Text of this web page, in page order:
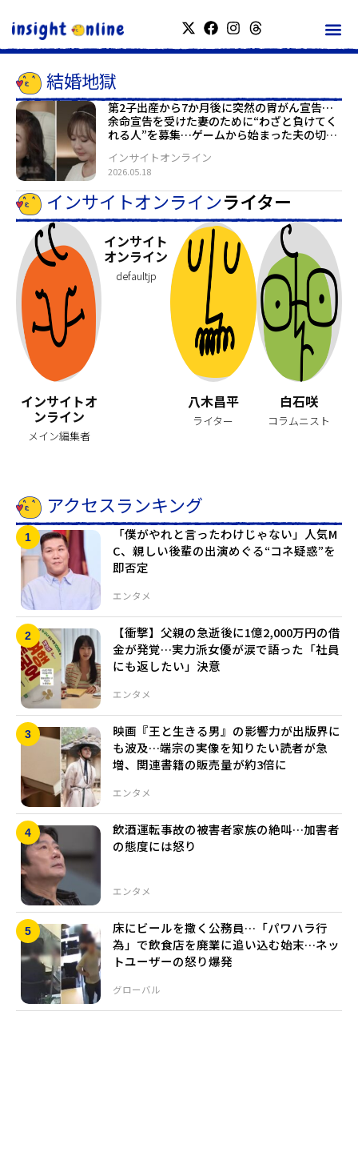
結婚地獄
第2子出産から7か月後に突然の胃がん宣告…
余命宣告を受けた妻のために“わざと負けてく
れる人”を募集…ゲームから始まった夫の切実
2026.05.18
インサイトオンライン
インサイトオンラインライター
インサイトオ
ンライン
メイン編集者
インサイト
オンライン
defaultjp
八木昌平
ライター
白石咲
コラムニスト
アクセスランキング
エンタメ
「僕がやれと言ったわけじゃない」人気M
C、親しい後輩の出演めぐる“コネ疑惑”を
即否定
エンタメ
【衝撃】父親の急逝後に1億2,000万円の借
金が発覚…実力派女優が涙で語った「社員
にも返したい」決意
エンタメ
映画『王と生きる男』の影響力が出版界に
も波及…端宗の実像を知りたい読者が急
増、関連書籍の販売量が約3倍に
エンタメ
飲酒運転事故の被害者家族の絶叫…加害者
の態度には怒り
グローバル
床にビールを撒く公務員…「パワハラ行
為」で飲食店を廃業に追い込む始末…ネッ
トユーザーの怒り爆発